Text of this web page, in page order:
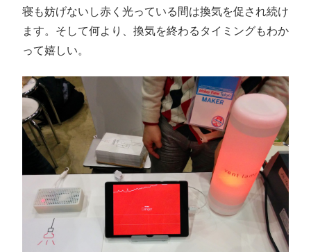
寝も妨げないし赤く光っている間は換気を促され続け
ます。そして何より、換気を終わるタイミングもわか
って嬉しい。